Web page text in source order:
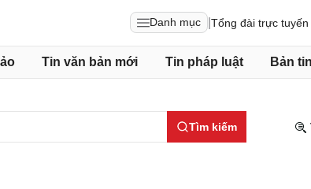
Danh mục Tổng đài trực tuyến
Tin văn bản mới Tin pháp luật Bản
Tìm kiếm